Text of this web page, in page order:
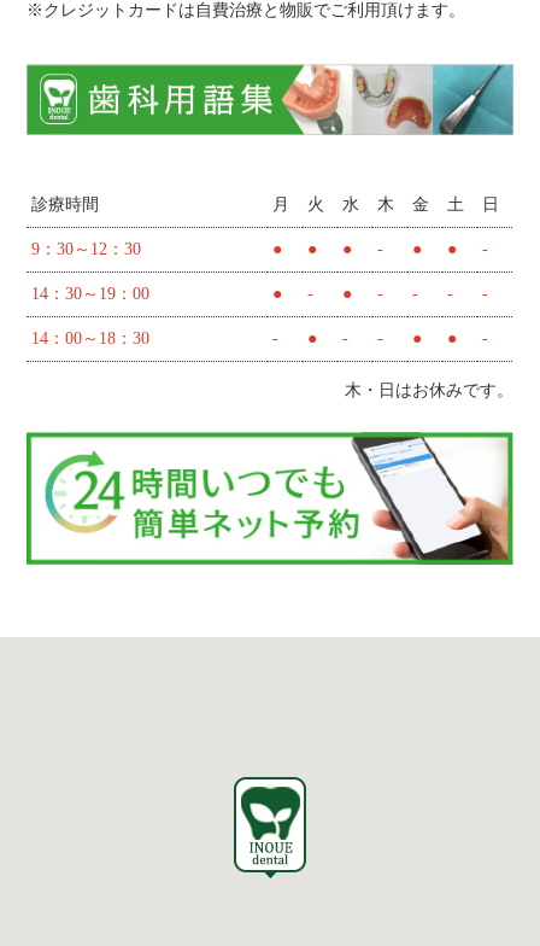
※クレジットカードは自費治療と物販でご利用頂けます。
診療時間 月 火 水 木 金 土 日
9：30～12：30 ● ● ● - ● ● -
14：30～19：00 ● - ● - - - -
14：00～18：30 - ● - - ● ● -
木・日はお休みです。